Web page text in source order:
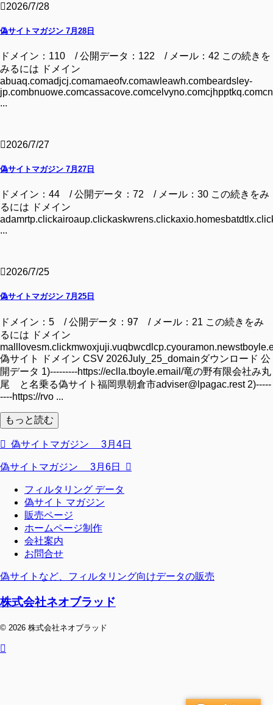
2026/7/28
偽サイトマガジン 7月28日
ドメイン：110 / 公開データ：122 / メール：42 この続きを
みるには ドメイン
abuaq.comadjcj.comamaeofv.comawleawh.combeardsley-
...
2026/7/27
偽サイトマガジン 7月27日
ドメイン：44 / 公開データ：72 / メール：30 この続きをみ
るには ドメイン
...
2026/7/25
偽サイトマガジン 7月25日
ドメイン：5 / 公開データ：97 / メール：21 この続きをみ
るには ドメイン
偽サイト ドメイン CSV 2026July_25_domainダウンロード 公
開データ 1)---------https://eclla.tboyle.email/竜の野有限会社み丸
尾 と名乗る偽サイト福岡県朝倉市adviser@lpagac.rest 2)-----
----https://rvo ...
もっと読む
偽サイトマガジン 3月4日
偽サイトマガジン 3月6日
フィルタリング データ
偽サイト マガジン
販売ページ
ホームページ制作
会社案内
お問合せ
偽サイトなど、フィルタリング向けデータの販売
株式会社ネオブラッド
© 2026 株式会社ネオブラッド